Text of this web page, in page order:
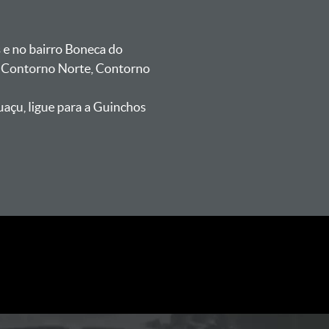
no bairro Boneca do
Contorno Norte, Contorno
ligue para a Guinchos